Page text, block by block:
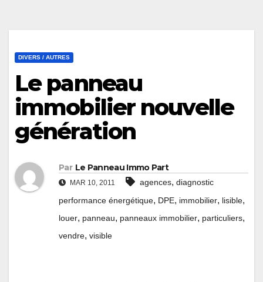
DIVERS / AUTRES
Le panneau
immobilier nouvelle
génération
Par Le Panneau Immo Part
MAR 10, 2011 agences, diagnostic
performance énergétique, DPE, immobilier, lisible,
louer, panneau, panneaux immobilier, particuliers,
vendre, visible